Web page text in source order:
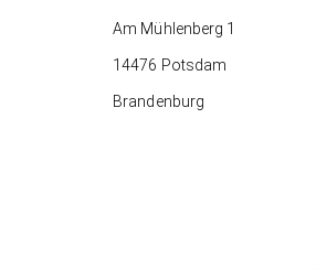
Am Mühlenberg 1
14476 Potsdam
Brandenburg